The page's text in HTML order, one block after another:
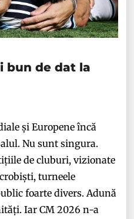
bun de dat la
și Europene încă
Nu sunt singura.
de cluburi, vizionate
turneele
foarte divers. Adună
Iar CM 2026 n-a